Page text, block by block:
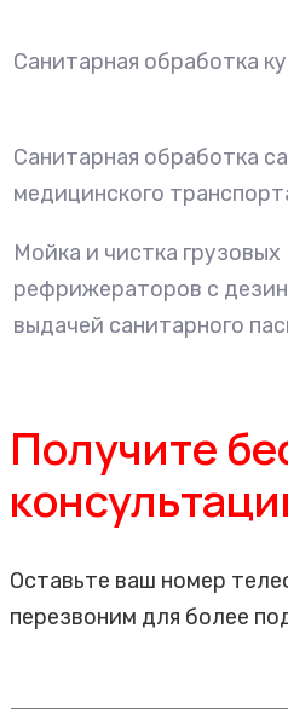
Санитарная обработка
Санитарная обработка
медицинского
Мойка и чистка грузовых
рефрижераторов с
выдачей санитарного
Получите
Оставьте ваш номер
перезвоним для более